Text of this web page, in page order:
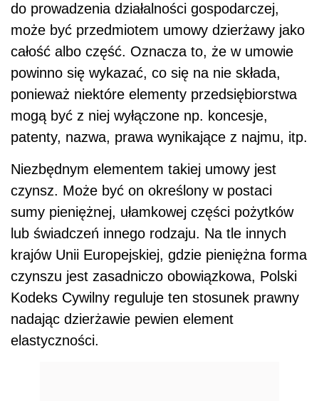
do prowadzenia działalności gospodarczej,
może być przedmiotem umowy dzierżawy jako
całość albo część. Oznacza to, że w umowie
powinno się wykazać, co się na nie składa,
ponieważ niektóre elementy przedsiębiorstwa
mogą być z niej wyłączone np. koncesje,
patenty, nazwa, prawa wynikające z najmu, itp.
Niezbędnym elementem takiej umowy jest
czynsz. Może być on określony w postaci
sumy pieniężnej, ułamkowej części pożytków
lub świadczeń innego rodzaju. Na tle innych
krajów Unii Europejskiej, gdzie pieniężna forma
czynszu jest zasadniczo obowiązkowa, Polski
Kodeks Cywilny reguluje ten stosunek prawny
nadając dzierżawie pewien element
elastyczności.